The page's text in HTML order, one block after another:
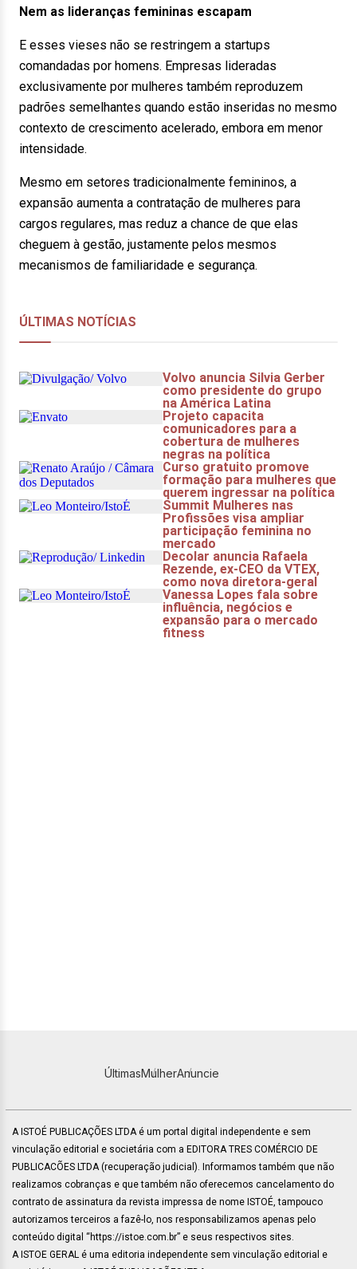
Nem as lideranças femininas escapam
E esses vieses não se restringem a startups
comandadas por homens. Empresas lideradas
exclusivamente por mulheres também reproduzem
padrões semelhantes quando estão inseridas no mesmo
contexto de crescimento acelerado, embora em menor
intensidade.
Mesmo em setores tradicionalmente femininos, a
expansão aumenta a contratação de mulheres para
cargos regulares, mas reduz a chance de que elas
cheguem à gestão, justamente pelos mesmos
mecanismos de familiaridade e segurança.
ÚltimasMulherAnuncie
A ISTOÉ PUBLICAÇÕES LTDA é um portal digital independente e sem
vinculação editorial e societária com a EDITORA TRES COMÉRCIO DE
PUBLICACÕES LTDA (recuperação judicial). Informamos também que não
realizamos cobranças e que também não oferecemos cancelamento do
contrato de assinatura da revista impressa de nome ISTOÉ, tampouco
autorizamos terceiros a fazê-lo, nos responsabilizamos apenas pelo
conteúdo digital “https://istoe.com.br” e seus respectivos sites.
A ISTOE GERAL é uma editoria independente sem vinculação editorial e